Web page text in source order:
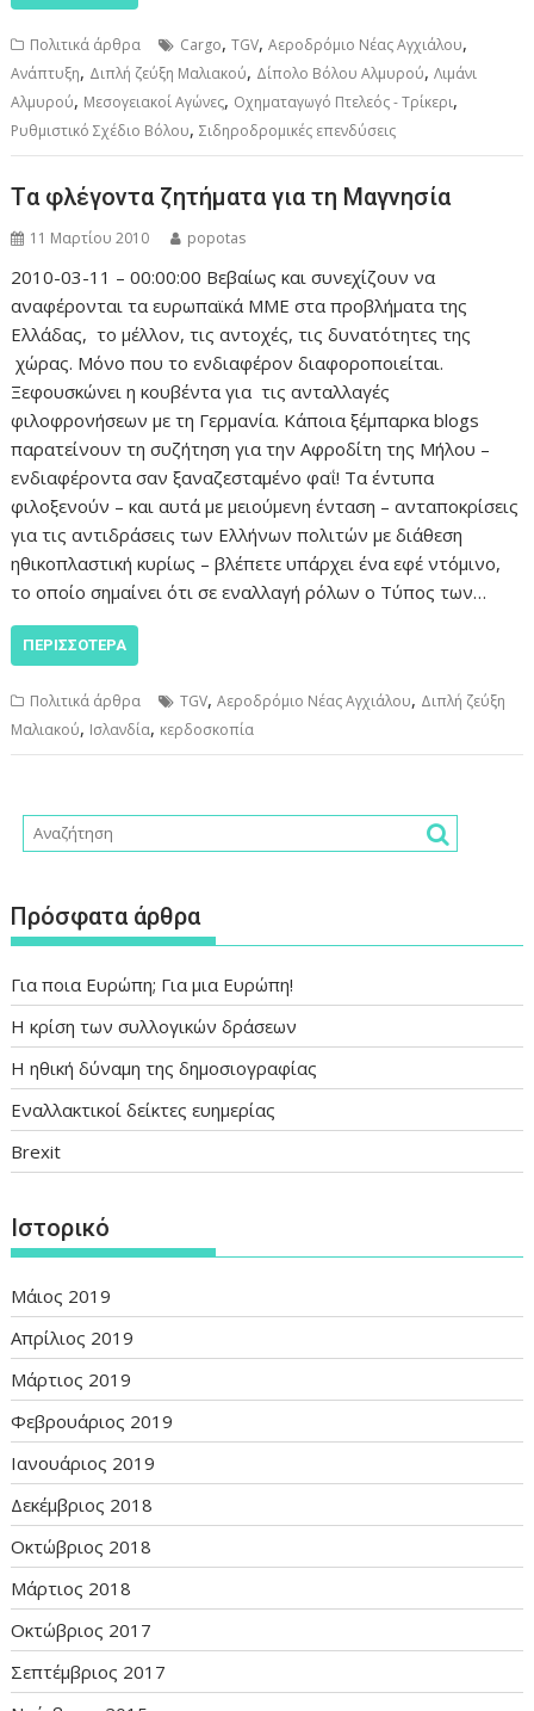
Πολιτικά άρθρα Cargo,TGV,Αεροδρόμιο Νέας Αγχιάλου,
Ανάπτυξη, Διπλή ζεύξη Μαλιακού, Δίπολο Βόλου Αλμυρού,Λιμάνι
Αλμυρού, Μεσογειακοί Αγώνες, Οχηματαγωγό Πτελεός - Τρίκερι,
Ρυθμιστικό Σχέδιο Βόλου,Σιδηροδρομικές επενδύσεις
Tα φλέγοντα ζητήματα για τη Μαγνησία
11 Μαρτίου 2010 popotas
2010-03-11 – 00:00:00 Βεβαίως και συνεχίζουν να
αναφέρονται τα ευρωπαϊκά ΜΜΕ στα προβλήματα της
Ελλάδας, το μέλλον, τις αντοχές, τις δυνατότητες της
χώρας. Μόνο που το ενδιαφέρον διαφοροποιείται.
Ξεφουσκώνει η κουβέντα για τις ανταλλαγές
φιλοφρονήσεων με τη Γερμανία. Κάποια ξέμπαρκα blogs
παρατείνουν τη συζήτηση για την Αφροδίτη της Μήλου –
ενδιαφέροντα σαν ξαναζεσταμένο φαΐ! Τα έντυπα
φιλοξενούν – και αυτά με μειούμενη ένταση – ανταποκρίσεις
για τις αντιδράσεις των Ελλήνων πολιτών με διάθεση
ηθικοπλαστική κυρίως – βλέπετε υπάρχει ένα εφέ ντόμινο,
το οποίο σημαίνει ότι σε εναλλαγή ρόλων ο Τύπος των…
ΠΕΡΙΣΣΌΤΕΡΑ
Πολιτικά άρθρα TGV,Αεροδρόμιο Νέας Αγχιάλου, Διπλή ζεύξη
Μαλιακού, Ισλανδία, κερδοσκοπία
Πρόσφατα άρθρα
Για ποια Ευρώπη; Για μια Ευρώπη!
Η κρίση των συλλογικών δράσεων
Η ηθική δύναμη της δημοσιογραφίας
Εναλλακτικοί δείκτες ευημερίας
Brexit
Ιστορικό
Μάιος 2019
Απρίλιος 2019
Μάρτιος 2019
Φεβρουάριος 2019
Ιανουάριος 2019
Δεκέμβριος 2018
Οκτώβριος 2018
Μάρτιος 2018
Οκτώβριος 2017
Σεπτέμβριος 2017